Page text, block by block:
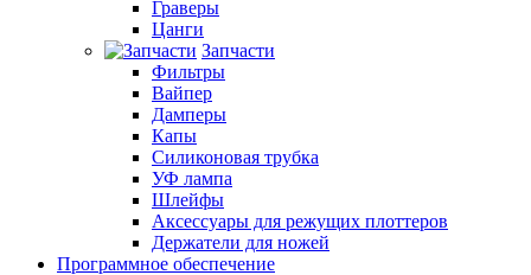
Граверы
Цанги
Запчасти
Фильтры
Вайпер
Дамперы
Капы
Силиконовая трубка
УФ лампа
Шлейфы
Аксессуары для режущих плоттеров
Держатели для ножей
Программное обеспечение